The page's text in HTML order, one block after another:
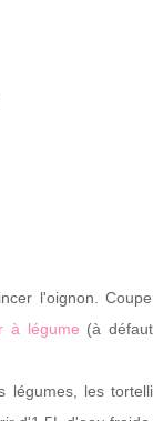
l'oignon.
à légume (à
légumes, les